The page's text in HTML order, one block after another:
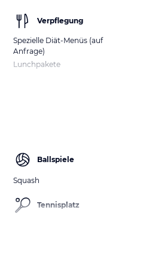
Verpflegung
Spezielle Diät-Menüs (auf
Anfrage)
Lunchpakete
Ballspiele
Squash
Tennisplatz